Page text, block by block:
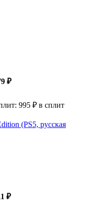
₽
995 ₽ в сплит
(PS5, русская
₽